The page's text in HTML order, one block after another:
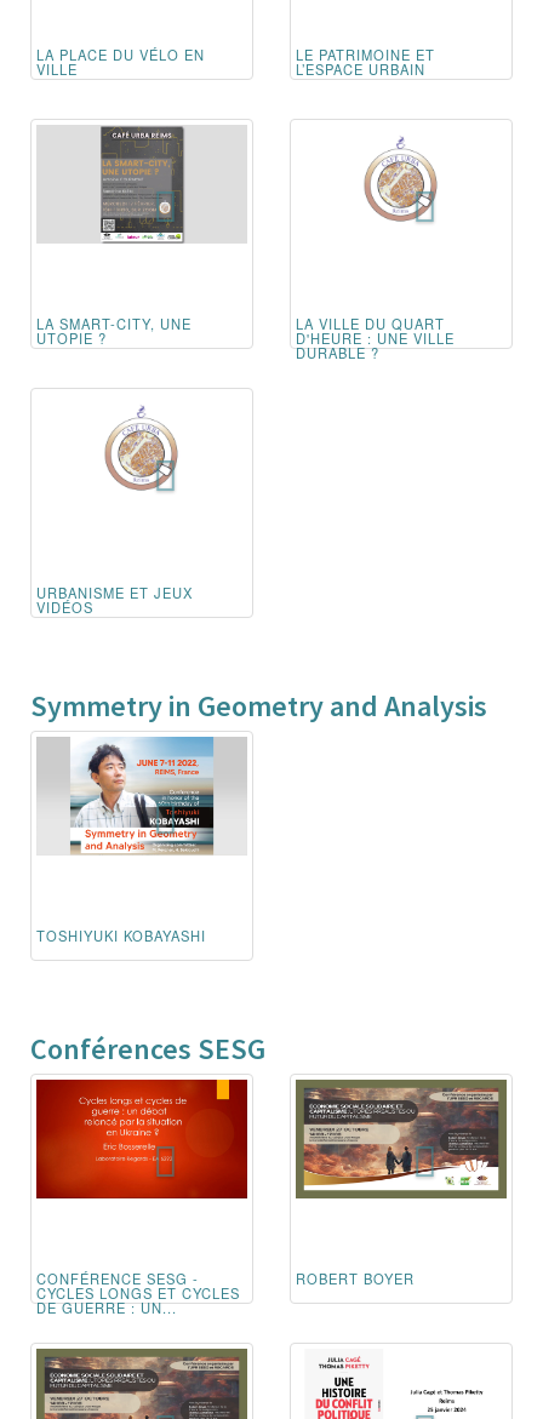
LA PLACE DU VÉLO EN
VILLE
LE PATRIMOINE ET
L’ESPACE URBAIN
LA SMART-CITY, UNE
UTOPIE ?
LA VILLE DU QUART
D'HEURE : UNE VILLE
DURABLE ?
URBANISME ET JEUX
VIDÉOS
Symmetry in Geometry and Analysis
TOSHIYUKI KOBAYASHI
Conférences SESG
CONFÉRENCE SESG -
CYCLES LONGS ET CYCLES
DE GUERRE : UN...
ROBERT BOYER